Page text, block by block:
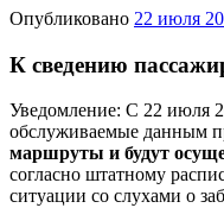
Опубликовано 22 июля
К сведению
Уведомление: С 22 июля
обслуживаемые данным
маршруты и будут
согласно штатному
ситуации со слухами о